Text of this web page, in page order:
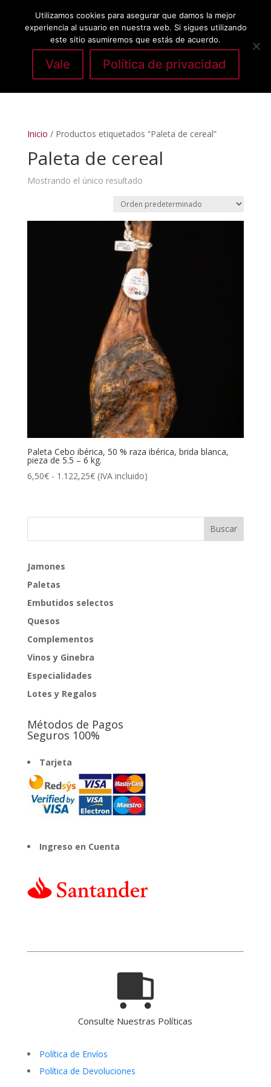
Seleccionar página
Inicio / Productos etiquetados “Paleta de cereal”
Paleta de cereal
Mostrando el único resultado
Paleta Cebo ibérica, 50 % raza ibérica, brida blanca,
pieza de 5.5 – 6 kg.
6,50€ - 1.122,25€Rango
desde
(IVA incluido)
Jamones
Paletas
Embutidos selectos
Quesos
Complementos
Vinos y Ginebra
Especialidades
Lotes y Regalos
Métodos de Pagos
Seguros 100%
Tarjeta
Ingreso en Cuenta
Consulte Nuestras Políticas
Política de Envíos
Política de Devoluciones
Utilizamos cookies para asegurar que damos la mejor
experiencia al usuario en nuestra web. Si sigues utilizando
este sitio asumiremos que estás de acuerdo.
Vale Política de privacidad